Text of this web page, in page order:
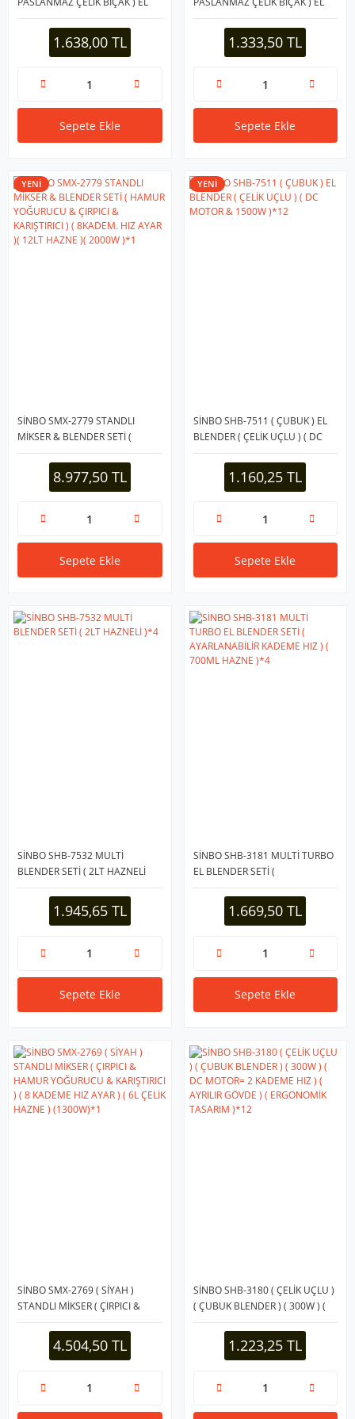
MULTİ BLENDER SETİ ( 2 LT
HAZNELİ )*41.638,00 TL
Sepete Ekle
MULTİ BLENDER SETİ ( 700ML
HAZNELİ )*41.333,50 TL
Sepete Ekle
YENİ
SİNBO SMX-2779 STANDLI
MİKSER & BLENDER SETİ (
HAMUR YOĞURUCU & ÇIRPICI &
KARIŞTIRICI ) ( 8KADEM. HIZ
AYAR )( 12LT HAZNE )( 2000W
8.977,50 TL
Sepete Ekle
YENİ
SİNBO SHB-7511 ( ÇUBUK ) EL
BLENDER ( ÇELİK UÇLU ) ( DC
MOTOR & 1500W )*12
1.160,25 TL
Sepete Ekle
SİNBO SHB-7532 MULTİ
BLENDER SETİ ( 2LT HAZNELİ
)*4
1.945,65 TL
Sepete Ekle
SİNBO SHB-3181 MULTİ TURBO
EL BLENDER SETİ (
AYARLANABİLİR KADEME HIZ ) (
700ML HAZNE )*4
1.669,50 TL
Sepete Ekle
SİNBO SMX-2769 ( SİYAH )
STANDLI MİKSER ( ÇIRPICI &
HAMUR YOĞURUCU &
KARIŞTIRICI ) ( 8 KADEME HIZ
AYAR ) ( 6L ÇELİK HAZNE )
4.504,50 TL
SİNBO SHB-3180 ( ÇELİK UÇLU )
( ÇUBUK BLENDER ) ( 300W ) (
DC MOTOR= 2 KADEME HIZ ) (
AYRILIR GÖVDE ) ( ERGONOMİK
TASARIM )*121.223,25 TL